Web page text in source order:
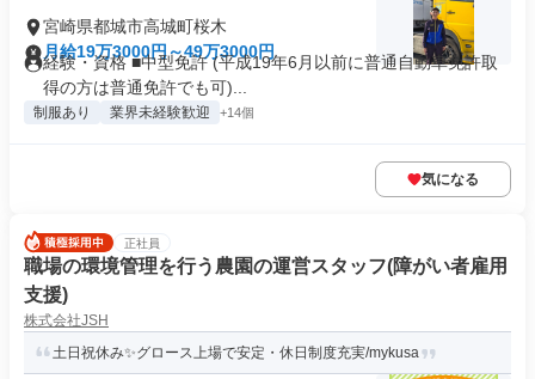
宮崎県都城市高城町桜木
月給19万3000円～49万3000円
経験・資格 ■中型免許 (平成19年6月以前に普通自動車免許取
得の方は普通免許でも可)...
制服あり 業界未経験歓迎 +14個
気になる
正社員
職場の環境管理を行う農園の運営スタッフ(障がい者雇用
支援)
株式会社JSH
土日祝休み✨グロース上場で安定・休日制度充実/mykusa